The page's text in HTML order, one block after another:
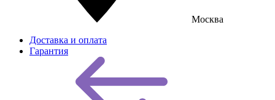
Москва
Доставка и оплата
Гарантия